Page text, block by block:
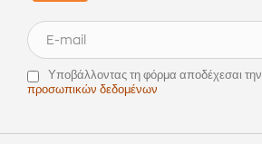
Υποβάλλοντας τη φόρμα αποδέχεσαι την
προσωπικών δεδομένων